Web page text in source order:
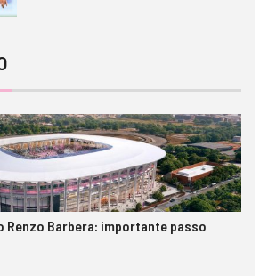
Renzo Barbera: importante passo